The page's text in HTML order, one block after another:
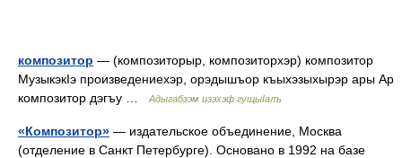
композитор — (композиторыр, композиторхэр) композитор
МузыкэкIэ произведениехэр, орэдышъор къыхэзыхырэр ары Ар
композитор дэгъу …
Адыгабзэм изэхэф гущыIалъ
«Композитор» — издательское объединение, Москва
(отделение в Санкт Петербурге). Основано в 1992 на базе